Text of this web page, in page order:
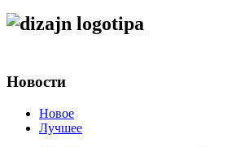
Новости
Новое
Лучшее